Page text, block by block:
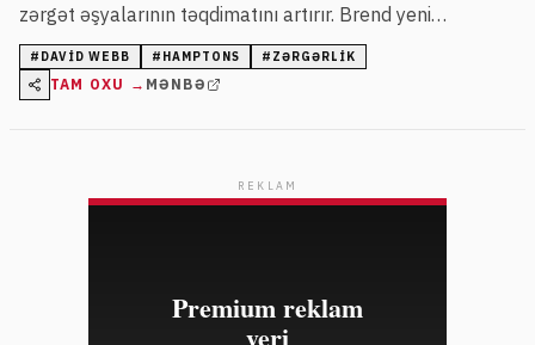
zərgət əşyalarının təqdimatını artırır. Brend yeni
müştərilər üçün kəşf və şəxsi təcrübə imkanları yaradır.
# DAVID WEBB # HAMPTONS # ZƏRGƏRLIK
TAM OXU → MƏNBƏ
REKLAM